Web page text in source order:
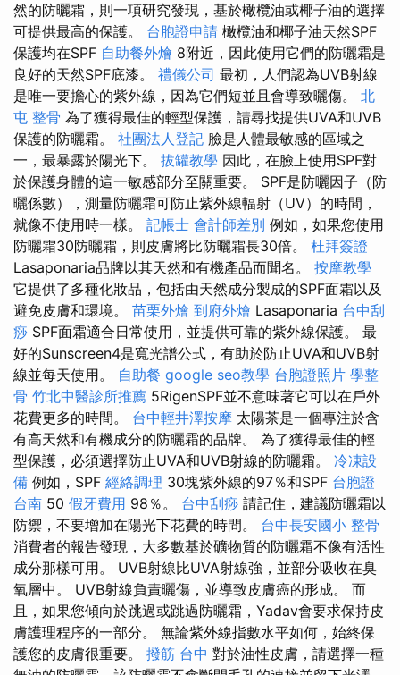
然的防曬霜，則一項研究發現，基於橄欖油或椰子油的選擇
可提供最高的保護。 台胞證申請 橄欖油和椰子油天然SPF
保護均在SPF 自助餐外燴 8附近，因此使用它們的防曬霜是
良好的天然SPF底漆。 禮儀公司 最初，人們認為UVB射線
是唯一要擔心的紫外線，因為它們短並且會導致曬傷。 北
屯 整骨 為了獲得最佳的輕型保護，請尋找提供UVA和UVB
保護的防曬霜。 社團法人登記 臉是人體最敏感的區域之
一，最暴露於陽光下。 拔罐教學 因此，在臉上使用SPF對
於保護身體的這一敏感部分至關重要。 SPF是防曬因子（防
曬係數），測量防曬霜可防止紫外線輻射（UV）的時間，
就像不使用時一樣。 記帳士 會計師差別 例如，如果您使用
防曬霜30防曬霜，則皮膚將比防曬霜長30倍。 杜拜簽證
Lasaponaria品牌以其天然和有機產品而聞名。 按摩教學
它提供了多種化妝品，包括由天然成分製成的SPF面霜以及
避免皮膚和環境。 苗栗外燴 到府外燴 Lasaponaria 台中刮
痧 SPF面霜適合日常使用，並提供可靠的紫外線保護。 最
好的Sunscreen4是寬光譜公式，有助於防止UVA和UVB射
線並每天使用。 自助餐 google seo教學 台胞證照片 學整
骨 竹北中醫診所推薦 5RigenSPF並不意味著它可以在戶外
花費更多的時間。 台中輕井澤按摩 太陽茶是一個專注於含
有高天然和有機成分的防曬霜的品牌。 為了獲得最佳的輕
型保護，必須選擇防止UVA和UVB射線的防曬霜。 冷凍設
備 例如，SPF 經絡調理 30塊紫外線的97％和SPF 台胞證
台南 50 假牙費用 98％。 台中刮痧 請記住，建議防曬霜以
防禦，不要增加在陽光下花費的時間。 台中長安國小 整骨
消費者的報告發現，大多數基於礦物質的防曬霜不像有活性
成分那樣可用。 UVB射線比UVA射線強，並部分吸收在臭
氧層中。 UVB射線負責曬傷，並導致皮膚癌的形成。 而
且，如果您傾向於跳過或跳過防曬霜，Yadav會要求保持皮
膚護理程序的一部分。 無論紫外線指數水平如何，始終保
護您的皮膚很重要。 撥筋 台中 對於油性皮膚，請選擇一種